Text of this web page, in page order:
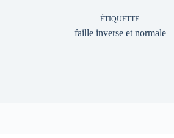
ÉTIQUETTE
faille inverse et normale